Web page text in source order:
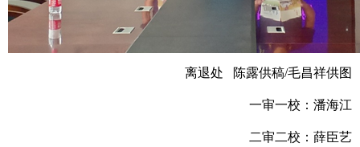
离退处 陈露供稿/毛昌祥供图
一审一校：潘海江
二审二校：薛臣艺